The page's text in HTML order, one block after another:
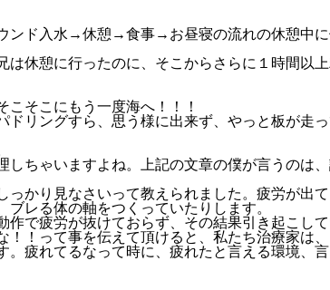
ンド入水→休憩→食事→お昼寝の流れの休憩中に
休憩に行ったのに、そこからさらに１時間
そこにもう一度海へ！！！
リングすら、思う様に出来ず、やっと板が
ちゃいますよね。上記の文章の僕が言うのは
かり見なさいって教えられました。疲労が出
レる体の軸をつくっていたりします。
で疲労が抜けておらず、その結果引き起こし
！って事を伝えて頂けると、私たち治療家は
疲れてるなって時に、疲れたと言える環境、